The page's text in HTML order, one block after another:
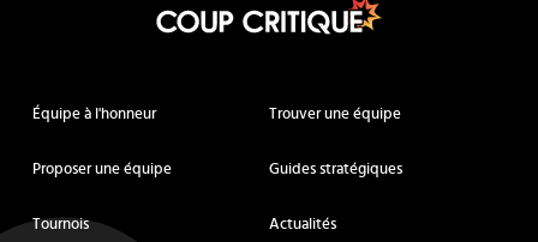
Équipe à l'honneur Trouver une équipe
Proposer une équipe Guides stratégiques
Tournois Actualités